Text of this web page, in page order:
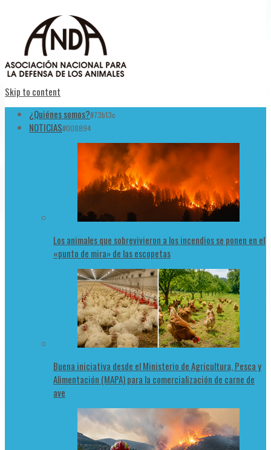
Skip to content
¿Quiénes somos?#73b13c
NOTICIAS#008894
Los animales que sobrevivieron a los incendios se ponen en el
«punto de mira» de las escopetas
Buena iniciativa desde el Ministerio de Agricultura, Pesca y
Alimentación (MAPA) para la comercialización de carne de
ave